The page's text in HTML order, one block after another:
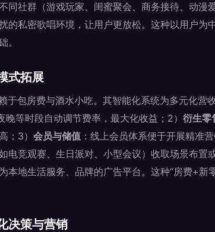
同社群（游戏玩家、闺蜜聚会、商务接待、动漫
的私密歌唱环境，让用户更放松。这种以用户为
。
式拓展
于包房费与酒水小吃。其智能化系统为多元化营收
等时段自动调节费率，最大化收益；2） 衍生零
；3） 会员与储值 ：线上会员体系便于开展精准
电竞观赛、生日派对、小型会议）收取场景布置
本地生活服务、品牌的广告平台。这种“房费+新
决策与营销